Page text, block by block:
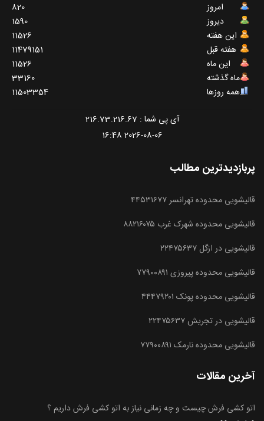
امروز
دیروز
این هفته
هفته قبل
این ماه
ماه گذشته
همه روزها
820
1590
11526
11479151
11526
33160
11503354
آی پی شما : 216.73.216.67
2026-08-06 16:48
پربازدیدترین مطالب
قالیشویی محدوده تهرانسر ۴۴۵۳۱۶۷۷
قالیشویی محدوده شهرک غرب ۸۸۲۱۶۰۷۵
قالیشویی در ازگل ۲۲۴۷۵۶۳۷
قالیشویی محدوده پیروزی ۷۷۹۰۰۸۹۱
قالیشویی محدوده پونک ۴۴۴۷۹۲۰۱
قالیشویی در تجریش ۲۲۴۷۵۶۳۷
قالیشویی محدوده نارمک ۷۷۹۰۰۸۹۱
آخرین مقالات
اتو کشی فرش چیست و چه زمانی نیاز به اتو کشی فرش داریم ؟